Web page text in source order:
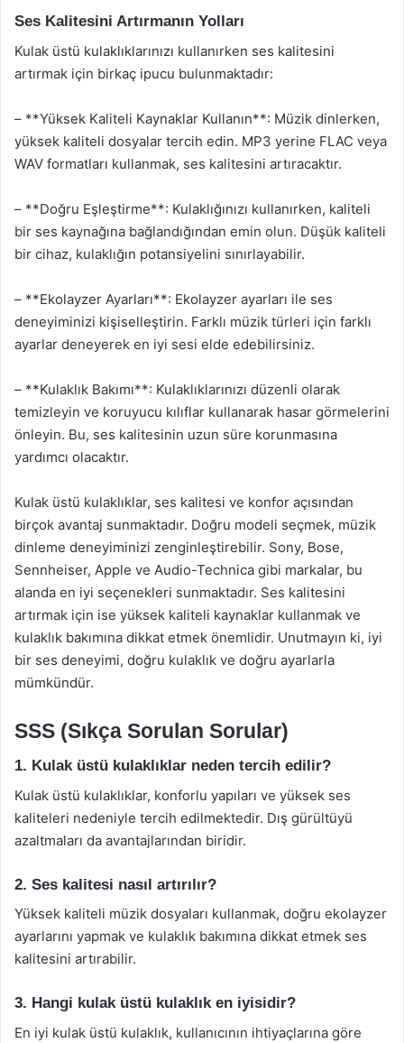
Ses Kalitesini Artırmanın Yolları
Kulak üstü kulaklıklarınızı kullanırken ses kalitesini
artırmak için birkaç ipucu bulunmaktadır:
– **Yüksek Kaliteli Kaynaklar Kullanın**: Müzik dinlerken,
yüksek kaliteli dosyalar tercih edin. MP3 yerine FLAC veya
WAV formatları kullanmak, ses kalitesini artıracaktır.
– **Doğru Eşleştirme**: Kulaklığınızı kullanırken, kaliteli
bir ses kaynağına bağlandığından emin olun. Düşük kaliteli
bir cihaz, kulaklığın potansiyelini sınırlayabilir.
– **Ekolayzer Ayarları**: Ekolayzer ayarları ile ses
deneyiminizi kişiselleştirin. Farklı müzik türleri için farklı
ayarlar deneyerek en iyi sesi elde edebilirsiniz.
– **Kulaklık Bakımı**: Kulaklıklarınızı düzenli olarak
temizleyin ve koruyucu kılıflar kullanarak hasar görmelerini
önleyin. Bu, ses kalitesinin uzun süre korunmasına
yardımcı olacaktır.
Kulak üstü kulaklıklar, ses kalitesi ve konfor açısından
birçok avantaj sunmaktadır. Doğru modeli seçmek, müzik
dinleme deneyiminizi zenginleştirebilir. Sony, Bose,
Sennheiser, Apple ve Audio-Technica gibi markalar, bu
alanda en iyi seçenekleri sunmaktadır. Ses kalitesini
artırmak için ise yüksek kaliteli kaynaklar kullanmak ve
kulaklık bakımına dikkat etmek önemlidir. Unutmayın ki, iyi
bir ses deneyimi, doğru kulaklık ve doğru ayarlarla
mümkündür.
SSS (Sıkça Sorulan Sorular)
1. Kulak üstü kulaklıklar neden tercih edilir?
Kulak üstü kulaklıklar, konforlu yapıları ve yüksek ses
kaliteleri nedeniyle tercih edilmektedir. Dış gürültüyü
azaltmaları da avantajlarından biridir.
2. Ses kalitesi nasıl artırılır?
Yüksek kaliteli müzik dosyaları kullanmak, doğru ekolayzer
ayarlarını yapmak ve kulaklık bakımına dikkat etmek ses
kalitesini artırabilir.
3. Hangi kulak üstü kulaklık en iyisidir?
En iyi kulak üstü kulaklık, kullanıcının ihtiyaçlarına göre